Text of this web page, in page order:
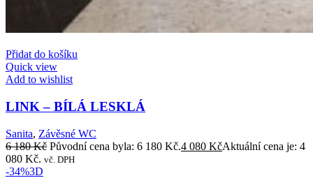
Přidat do košíku
Quick view
Add to wishlist
LINK – BÍLÁ LESKLÁ
Sanita, Závěsné WC
6 180Kč Původní cena byla: 6 180 Kč.4 080 KčAktuální cena je: 4
080 Kč. vč. DPH
-34%3D